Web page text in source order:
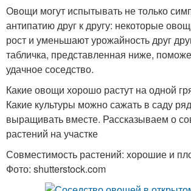
Овощи могут испытывать не только
антипатию друг к другу: некоторые
рост и уменьшают урожайность друг
табличка, представленная ниже,
удачное соседство.
Какие овощи хорошо растут на одной
Какие культуры можно сажать в саду
выращивать вместе. Рассказываем о
растений на участке
Совместимость растений: хорошие и
Фото: shutterstock.com